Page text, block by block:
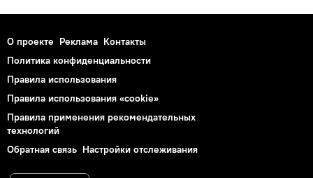
О проекте Реклама Контакты
Политика конфиденциальности
Правила использования
Правила использования «cookie»
Правила применения рекомендательных
технологий
Обратная связь Настройки отслеживания